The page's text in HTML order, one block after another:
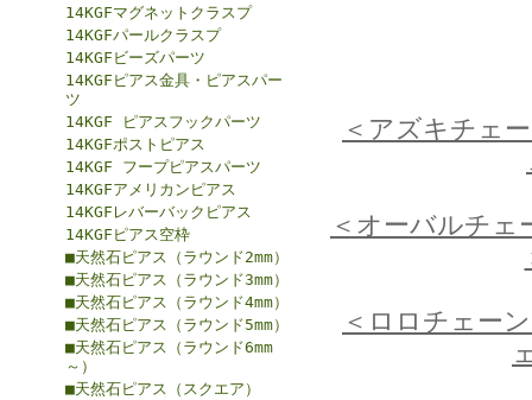
14KGFマグネットクラスプ
14KGFパールクラスプ
14KGFビーズパーツ
14KGFピアス金具・ピアスパー
ツ
14KGF ピアスフックパーツ
14KGFポストピアス
14KGF フープピアスパーツ
14KGFアメリカンピアス
14KGFレバーバックピアス
14KGFピアス空枠
■天然石ピアス（ラウンド2mm）
■天然石ピアス（ラウンド3mm）
■天然石ピアス（ラウンド4mm）
■天然石ピアス（ラウンド5mm）
■天然石ピアス（ラウンド6mm
～）
■天然石ピアス（スクエア）
＜アズキチェ
＜オーバルチェ
＜ロロチェー